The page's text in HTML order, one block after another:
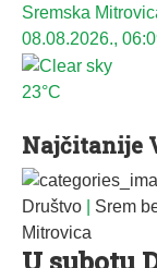
Sremska
08.08.2026.,
23°C
Najčitanije
Društvo Srem
Mitrovica
U subotu